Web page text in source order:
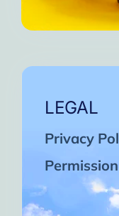
LEGAL
Privacy